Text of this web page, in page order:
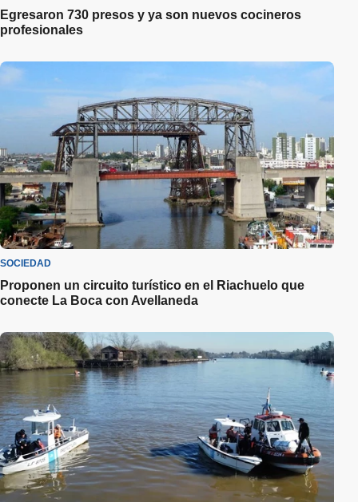
Egresaron 730 presos y ya son nuevos cocineros
profesionales
SOCIEDAD
Proponen un circuito turístico en el Riachuelo que
conecte La Boca con Avellaneda